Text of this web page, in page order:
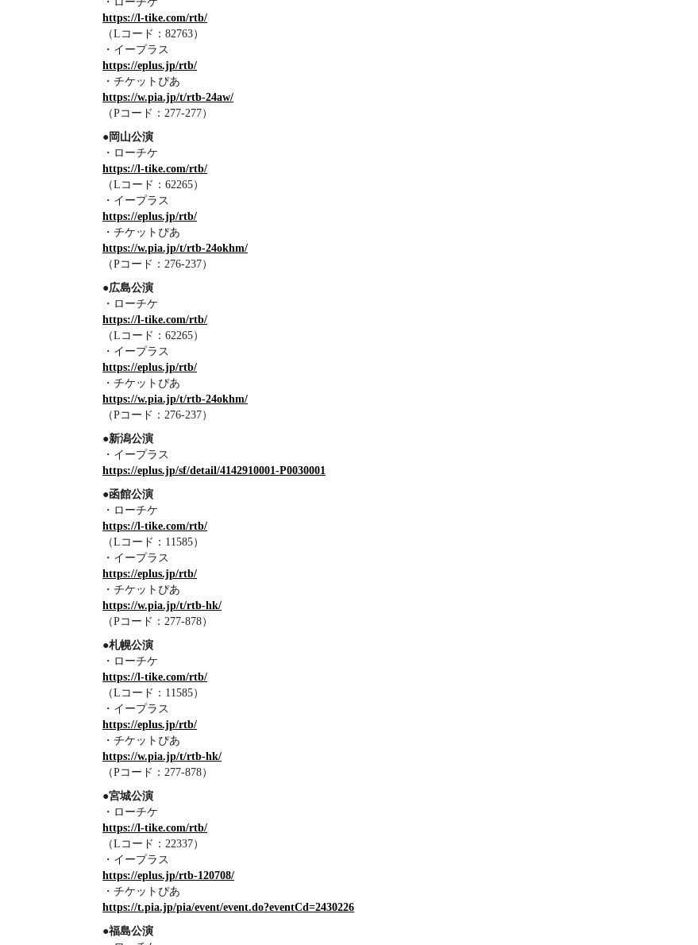
https://l-tike.com/rtb/
（Lコード：82763）
・イープラス
https://eplus.jp/rtb/
・チケットぴあ
https://w.pia.jp/t/rtb-24aw/
（Pコード：277-277）
●岡山公演
・ローチケ
https://l-tike.com/rtb/
（Lコード：62265）
・イープラス
https://eplus.jp/rtb/
・チケットぴあ
https://w.pia.jp/t/rtb-24okhm/
（Pコード：276-237）
●広島公演
・ローチケ
https://l-tike.com/rtb/
（Lコード：62265）
・イープラス
https://eplus.jp/rtb/
・チケットぴあ
https://w.pia.jp/t/rtb-24okhm/
（Pコード：276-237）
●新潟公演
・イープラス
https://eplus.jp/sf/detail/4142910001-P0030001
●函館公演
・ローチケ
https://l-tike.com/rtb/
（Lコード：11585）
・イープラス
https://eplus.jp/rtb/
・チケットぴあ
https://w.pia.jp/t/rtb-hk/
（Pコード：277-878）
●札幌公演
・ローチケ
https://l-tike.com/rtb/
（Lコード：11585）
・イープラス
https://eplus.jp/rtb/
・チケットぴあ
https://w.pia.jp/t/rtb-hk/
（Pコード：277-878）
●宮城公演
・ローチケ
https://l-tike.com/rtb/
（Lコード：22337）
・イープラス
https://eplus.jp/rtb-120708/
・チケットぴあ
https://t.pia.jp/pia/event/event.do?eventCd=2430226
●福島公演